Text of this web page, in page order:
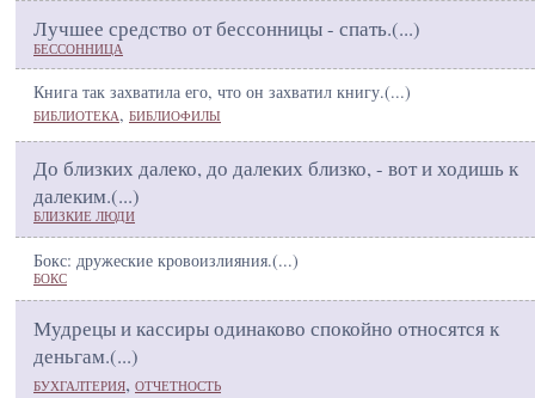
Лучшее средство от бессонницы - спать.(...)
БЕССОННИЦА
Книга так захватила его, что он захватил книгу.(...)
БИБЛИОТЕКА, БИБЛИОФИЛЫ
До близких далеко, до далеких близко, - вот и ходишь к
далеким.(...)
БЛИЗКИЕ ЛЮДИ
Бокс: дружеские кровоизлияния.(...)
БОКС
Мудрецы и кассиры одинаково спокойно относятся к
деньгам.(...)
БУХГАЛТЕРИЯ, ОТЧЕТНОСТЬ